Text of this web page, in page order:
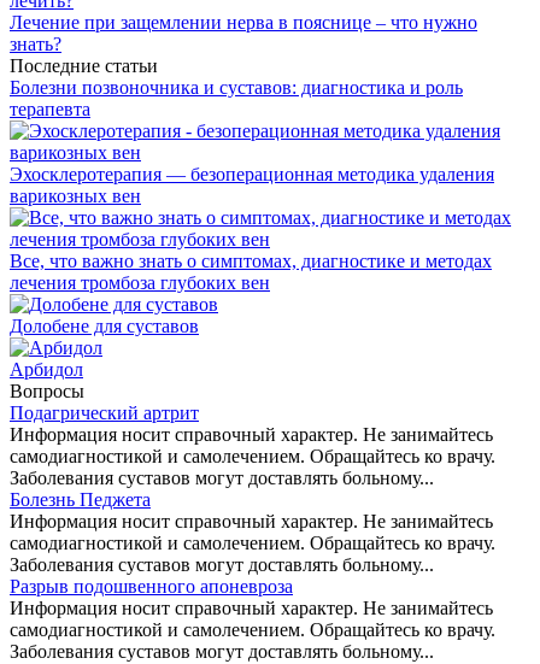
Лечение при защемлении нерва в пояснице – что нужно
знать?
Последние статьи
Болезни позвоночника и суставов: диагностика и роль
терапевта
Эхосклеротерапия — безоперационная методика удаления
варикозных вен
Все, что важно знать о симптомах, диагностике и методах
лечения тромбоза глубоких вен
Долобене для суставов
Арбидол
Вопросы
Подагрический артрит
Информация носит справочный характер. Не занимайтесь
самодиагностикой и самолечением. Обращайтесь ко врачу.
Заболевания суставов могут доставлять больному...
Болезнь Педжета
Информация носит справочный характер. Не занимайтесь
самодиагностикой и самолечением. Обращайтесь ко врачу.
Заболевания суставов могут доставлять больному...
Разрыв подошвенного апоневроза
Информация носит справочный характер. Не занимайтесь
самодиагностикой и самолечением. Обращайтесь ко врачу.
Заболевания суставов могут доставлять больному...